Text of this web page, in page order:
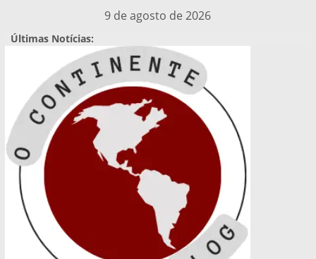
para
9 de agosto de 2026
Últimas Notícias: